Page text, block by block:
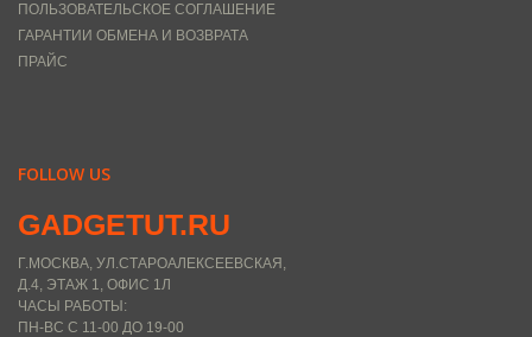
ПОЛЬЗОВАТЕЛЬСКОЕ СОГЛАШЕНИЕ
ГАРАНТИИ ОБМЕНА И ВОЗВРАТА
ПРАЙС
FOLLOW US
GADGETUT.RU
Г.МОСКВА, УЛ.СТАРОАЛЕКСЕЕВСКАЯ,
Д.4, ЭТАЖ 1, ОФИС 1Л
ЧАСЫ РАБОТЫ:
ПН-ВС С 11-00 ДО 19-00